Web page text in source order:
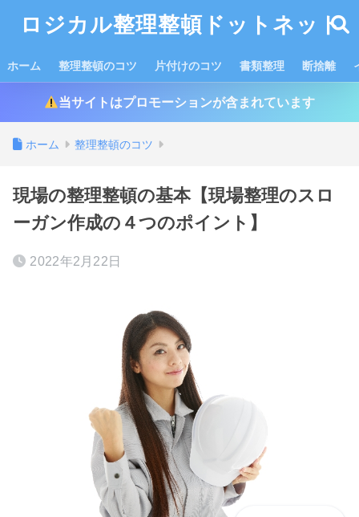
ロジカル整理整頓ドットネット
ホーム 整理整頓のコツ 片付けのコツ 書類整理 断捨離
当サイトはプロモーションが含まれています
ホーム 整理整頓のコツ
現場の整理整頓の基本【現場整理のスロ
ーガン作成の４つのポイント】
2022年2月22日